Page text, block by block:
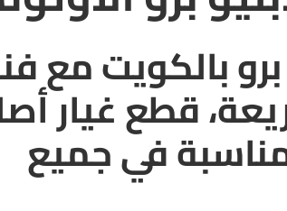
بالكويت مع
قطع غيار
في جميع